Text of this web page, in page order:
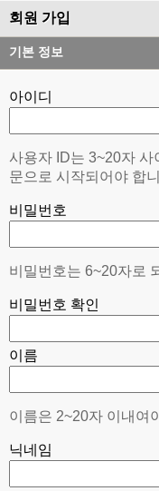
회원 가입
기본 정보
아이디
사용자 ID는 3~20자
문으로 시작되어야 합
비밀번호
비밀번호는 6~20자로
비밀번호 확인
이름
이름은 2~20자 이내여
닉네임